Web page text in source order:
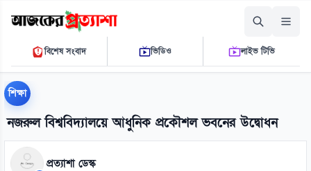
শনিবার, ০৮ আগস্ট ২০২৬
০৪:১২:৫৪ এ.এম.THE DAILY AJKER PROTTASHA
বিশেষ সংবাদ ভিডিও লাইভ টিভি
শিক্ষা
নজরুল বিশ্ববিদ্যালয়ে আধুনিক প্রকৌশল ভবনের উদ্বোধন
প্রত্যাশা ডেস্ক